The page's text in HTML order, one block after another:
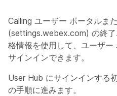
Calling ユーザー ポータルま
(settings.webex.com) の終
格情報を使用して、ユーザー
サインインできます。
User Hub にサインインする
の手順に進みます。